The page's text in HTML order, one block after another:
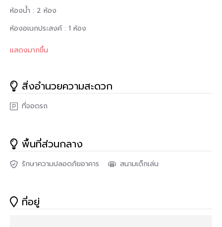
ห้องน้ำ : 2 ห้อง
ห้องอเนกประสงค์ : 1 ห้อง
จำนวนชั้น : 2 ชั้น
เนื้อที่ 17.5 ตารางวา
- หน้ากว้าง 5.5 เมตร
- น้ำประปา ไฟฟ้าพร้อมเข้าอยู่
- ค่าใช้จ่ายส่วนกลางนิติบุคคล 1,015 บาท/เดือน
- โครงการได้รับอนุญาตจัดสรรถูกต้อง, โครงการจำนวนรวม 142
แสดงมากขึ้น
สิ่งอำนวยความสะดวก
ที่จอดรถ
พื้นที่ส่วนกลาง
รักษาความปลอดภัยอาคาร สนามเด็กเล่น
ที่อยู่